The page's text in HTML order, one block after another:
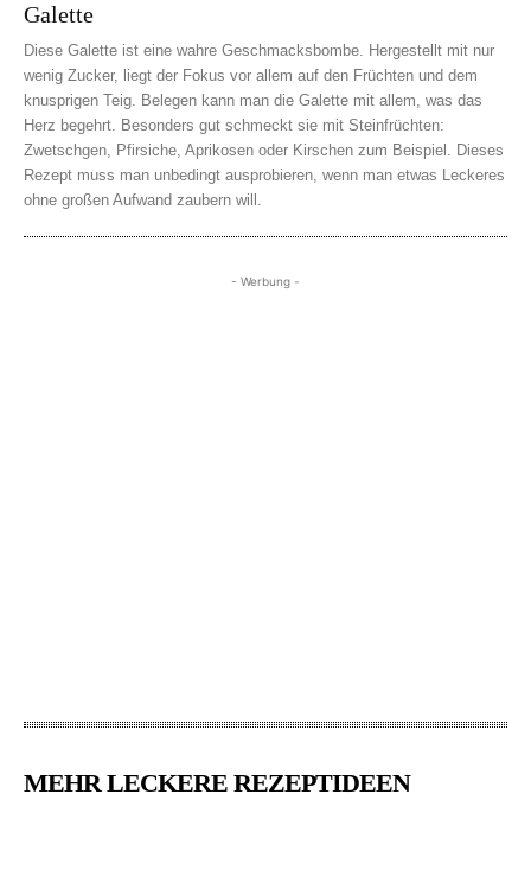
Galette
Diese Galette ist eine wahre Geschmacksbombe. Hergestellt mit nur
wenig Zucker, liegt der Fokus vor allem auf den Früchten und dem
knusprigen Teig. Belegen kann man die Galette mit allem, was das
Herz begehrt. Besonders gut schmeckt sie mit Steinfrüchten:
Zwetschgen, Pfirsiche, Aprikosen oder Kirschen zum Beispiel. Dieses
Rezept muss man unbedingt ausprobieren, wenn man etwas Leckeres
ohne großen Aufwand zaubern will.
- Werbung -
MEHR LECKERE REZEPTIDEEN